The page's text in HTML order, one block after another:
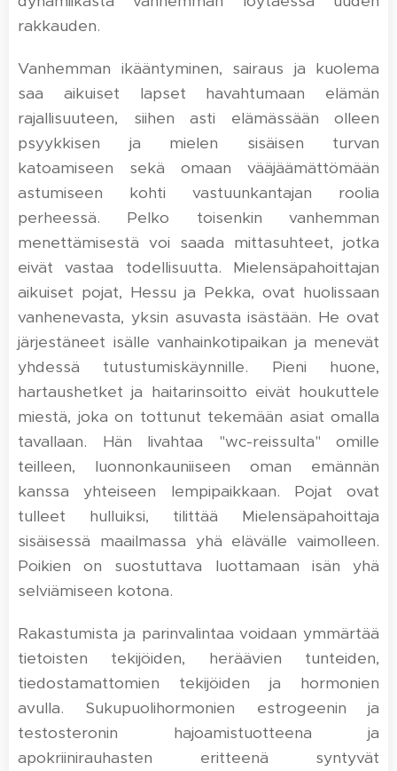
rakkauden.
Vanhemman ikääntyminen, sairaus ja kuolema
saa aikuiset lapset havahtumaan elämän
rajallisuuteen, siihen asti elämässään olleen
psyykkisen ja mielen sisäisen turvan
katoamiseen sekä omaan vääjäämättömään
astumiseen kohti vastuunkantajan roolia
perheessä. Pelko toisenkin vanhemman
menettämisestä voi saada mittasuhteet, jotka
eivät vastaa todellisuutta. Mielensäpahoittajan
aikuiset pojat, Hessu ja Pekka, ovat huolissaan
vanhenevasta, yksin asuvasta isästään. He ovat
järjestäneet isälle vanhainkotipaikan ja menevät
yhdessä tutustumiskäynnille. Pieni huone,
hartaushetket ja haitarinsoitto eivät houkuttele
miestä, joka on tottunut tekemään asiat omalla
tavallaan. Hän livahtaa "wc-reissulta" omille
teilleen, luonnonkauniiseen oman emännän
kanssa yhteiseen lempipaikkaan. Pojat ovat
tulleet hulluiksi, tilittää Mielensäpahoittaja
sisäisessä maailmassa yhä elävälle vaimolleen.
Poikien on suostuttava luottamaan isän yhä
selviämiseen kotona.
Rakastumista ja parinvalintaa voidaan ymmärtää
tietoisten tekijöiden, heräävien tunteiden,
tiedostamattomien tekijöiden ja hormonien
avulla. Sukupuolihormonien estrogeenin ja
testosteronin hajoamistuotteena ja
apokriinirauhasten eritteenä syntyvät